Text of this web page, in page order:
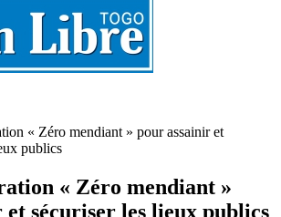
« Zéro mendiant » pour assainir et
publics
« Zéro mendiant »
sécuriser les lieux publics